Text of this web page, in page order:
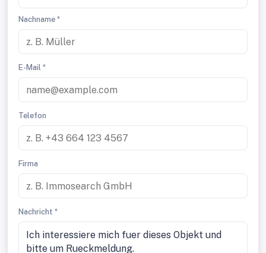
Nachname *
E-Mail *
Telefon
Firma
Nachricht *